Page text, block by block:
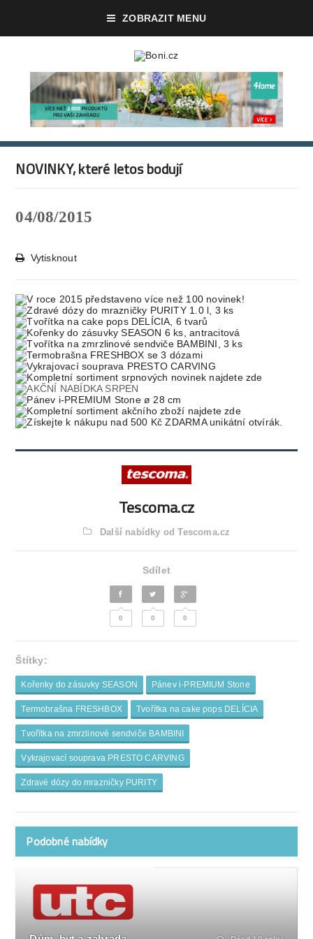
ZOBRAZIT MENU
NOVINKY, které letos bodují
04/08/2015
Vytisknout
Tescoma.cz
Další nabídky od Tescoma.cz
Sdílet
0 0 0
Štítky:
Kořenky do zásuvky SEASON Pánev i-PREMIUM Stone
Termobrašna FRESHBOX Tvořítka na cake pops DELÍCIA
Tvořítka na zmrzlinové sendviče BAMBINI
Vykrajovací souprava PRESTO CARVING
Zdravé dózy do mrazničky PURITY
Podobné nabídky